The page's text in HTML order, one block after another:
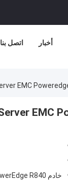
اتصل بنا أخبار
خادم DELL EMC PowerEdge R840 على حامل